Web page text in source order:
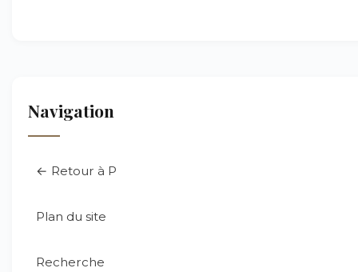
Navigation
← Retour à P
Plan du site
Recherche